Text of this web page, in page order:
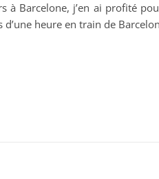
à Barcelone, j’en ai profité
heure en train de